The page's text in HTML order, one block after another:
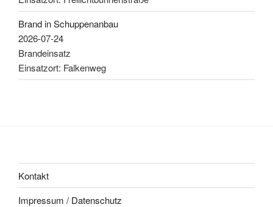
Brand in Schuppenanbau
2026-07-24
Brandeinsatz
Einsatzort: Falkenweg
Kontakt
Impressum / Datenschutz